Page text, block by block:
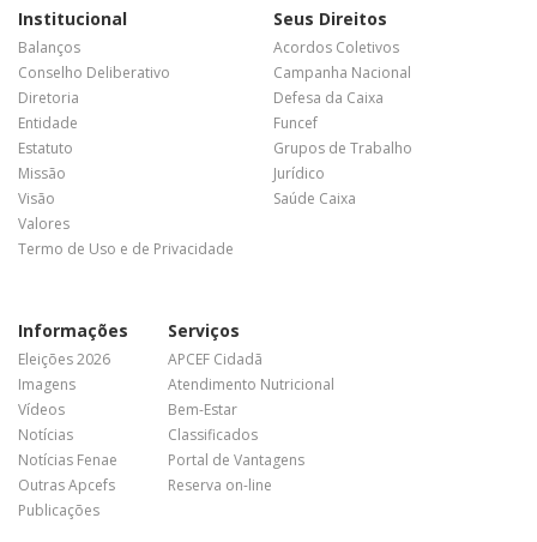
Institucional
Balanços
Conselho Deliberativo
Diretoria
Entidade
Estatuto
Missão
Visão
Valores
Termo de Uso e de Privacidade
Seus Direitos
Acordos Coletivos
Campanha Nacional
Defesa da Caixa
Funcef
Grupos de Trabalho
Jurídico
Saúde Caixa
Informações
Eleições 2026
Imagens
Vídeos
Notícias
Notícias Fenae
Outras Apcefs
Publicações
Serviços
APCEF Cidadã
Atendimento Nutricional
Bem-Estar
Classificados
Portal de Vantagens
Reserva on-line